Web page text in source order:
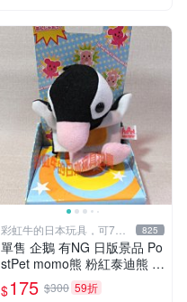
彩虹牛的日本玩具，可7取
付
825
單售 企鵝 有NG 日版景品 Po
stPet momo熊 粉紅泰迪熊 娃
娃 布偶 手指頭 娃娃
$175 $300 59折